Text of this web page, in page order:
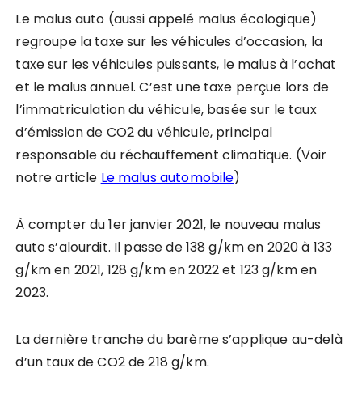
Le malus auto (aussi appelé malus écologique)
regroupe la taxe sur les véhicules d’occasion, la
taxe sur les véhicules puissants, le malus à l’achat
et le malus annuel. C’est une taxe perçue lors de
l’immatriculation du véhicule, basée sur le taux
d’émission de CO2 du véhicule, principal
responsable du réchauffement climatique. (Voir
notre article Le malus automobile)
À compter du 1er janvier 2021, le nouveau malus
auto s’alourdit. Il passe de 138 g/km en 2020 à 133
g/km en 2021, 128 g/km en 2022 et 123 g/km en
2023.
La dernière tranche du barème s’applique au-delà
d’un taux de CO2 de 218 g/km.